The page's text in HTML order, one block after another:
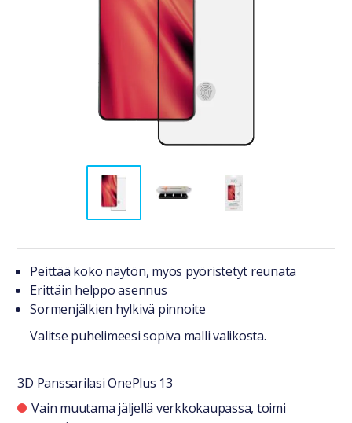
Tuotteesta lyhyesti
Peittää koko näytön, myös pyöristetyt reunata
Erittäin helppo asennus
Sormenjälkien hylkivä pinnoite
Valitse puhelimeesi sopiva malli valikosta.
3D Panssarilasi OnePlus 13
Saatavuustiedot
Vain muutama jäljellä verkkokaupassa, toimi